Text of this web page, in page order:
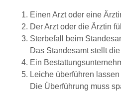
Einen Arzt oder eine
Der Arzt oder die Ärztin
Sterbefall beim
Das Standesamt stellt
Ein
Leiche überführen
Die Überführung muss